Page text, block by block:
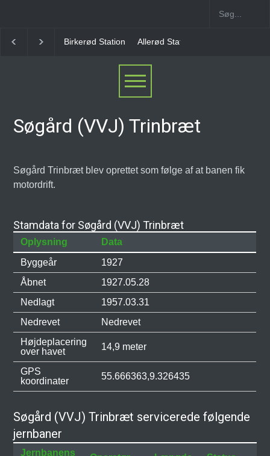
Birkerød Station Allerød Station
Søgård (VVJ) Trinbræt
Søgård Trinbræt blev oprettet som følge af at banen fik
motordrift.
Stamdata for Søgård (VVJ) Trinbræt
Oplysning
Data
Byggeår
1927
Åbnet
1927.05.28
Nedlagt
1957.03.31
Nedrevet
Nedrevet
Højdeplacering
over havet
14,9 meter
GPS
koordinater
55.666363,9.326435
Søgård (VVJ) Trinbræt servicerede følgende
jernbaner
Jernbanens